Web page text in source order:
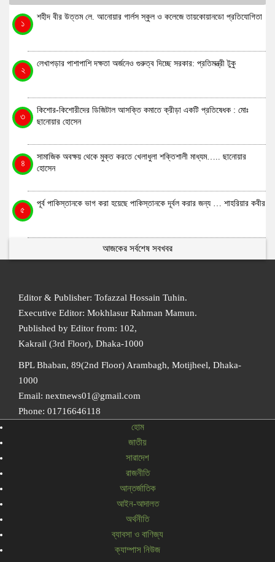
১
শহীদ বীর উত্তম লে. আনোয়ার গার্লস স্কুল ও কলেজে তায়কোয়ানডো প্রতিযোগিতা
২
লেখাপড়ার পাশাপাশি দক্ষতা অর্জনেও গুরুত্ব দিচ্ছে সরকার: প্রতিমন্ত্রী টুকু
৩
কিশোর-কিশোরীদের ডিজিটাল আসক্তি কমাতে ক্রীড়া একটি প্রতিষেধক : মোঃ
ছানোয়ার হোসেন
৪
সামাজিক অবক্ষয় থেকে মুক্ত করতে খেলাধুলা শক্তিশালী মাধ্যম….. ছানোয়ার
হোসেন
৫
পূর্ব পাকিস্তানকে ভাগ করা হয়েছে পাকিস্তানকে দূর্বল করার জন্য … শাহরিয়ার কবীর
আজকের সর্বশেষ সবখবর
Editor & Publisher: Tofazzal Hossain Tuhin.
Executive Editor: Mokhlasur Rahman Mamun.
Published by Editor from: 102,
Kakrail (3rd Floor), Dhaka-1000
BPL Bhaban, 89(2nd Floor) Arambagh, Motijheel, Dhaka-
1000
Email: nextnews01@gmail.com
Phone: 01716646118
হোম
জাতীয়
সারাদেশ
রাজনীতি
আন্তর্জাতিক
আইন-আদালত
অর্থনীতি
ব্যাবসা ও বাণিজ্য
ক্যাম্পাস নিউজ